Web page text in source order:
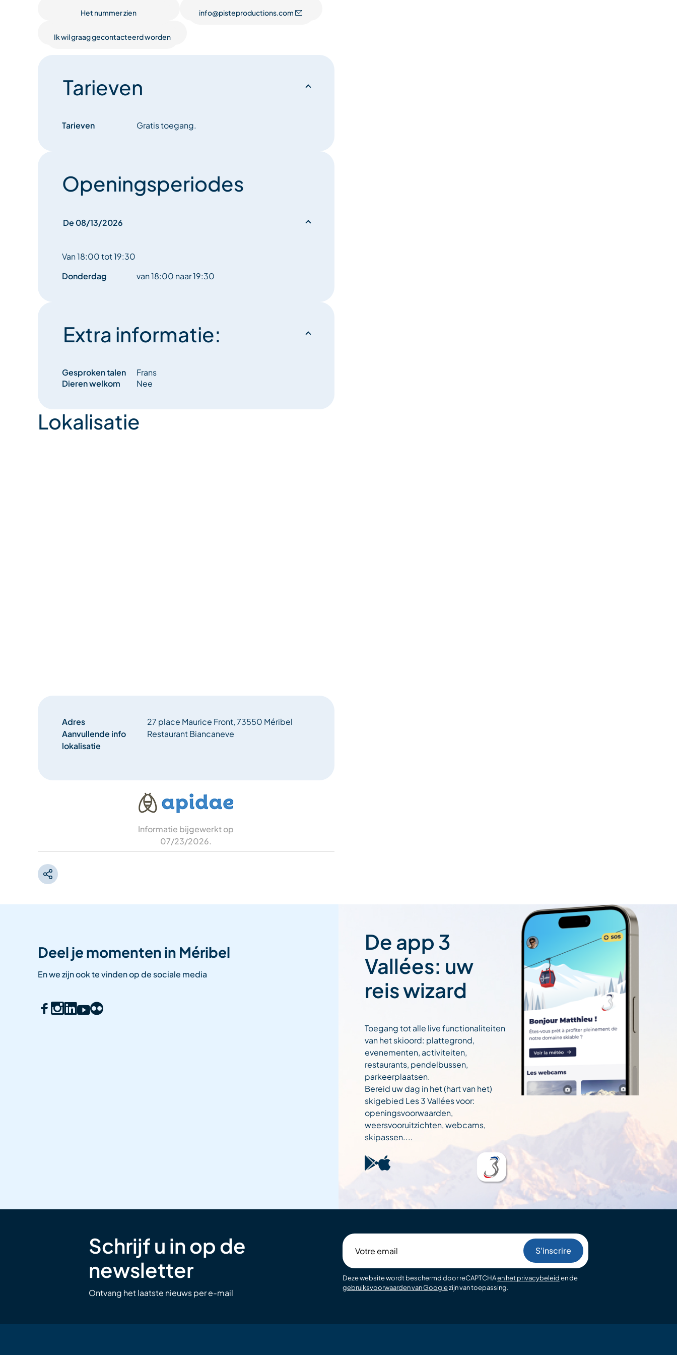
intermezzo, toegankelijk voor alle generaties, waarbij de chemie tussen de
samenzijn.
Het nummer zien info@pisteproductions.com
Ik wil graag gecontacteerd worden
Tarieven
Tarieven Gratis toegang.
Openingsperiodes
De 08/13/2026
Van 18:00 tot 19:30
Donderdag
van 18:00 naar 19:30
Extra informatie:
Gesproken talen
Frans
Dieren welkom
Nee
Lokalisatie
Adres
27 place Maurice Front, 73550 Méribel
Aanvullende info
lokalisatie
Restaurant Biancaneve
Informatie bijgewerkt op
07/23/2026.
Deel je momenten in Méribel
En we zijn ook te vinden op de sociale media
De app 3
Vallées: uw
reis wizard
Toegang tot alle live functionaliteiten
van het skioord: plattegrond,
evenementen, activiteiten,
restaurants, pendelbussen,
parkeerplaatsen.
Bereid uw dag in het (hart van het)
skigebied Les 3 Vallées voor:
openingsvoorwaarden,
weersvooruitzichten, webcams,
skipassen....
Schrijf u in op de
newsletter
Ontvang het laatste nieuws per e-mail
email
Deze website wordt beschermd door reCAPTCHAen het privacybeleiden de
gebruiksvoorwaarden van Googlezijn van toepassing.